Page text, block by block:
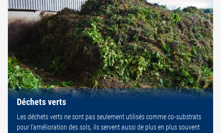
Déchets verts
Les déchets verts ne sont pas seulement utilisés comme co-substrats
pour l’amélioration des sols, ils servent aussi de plus en plus souvent